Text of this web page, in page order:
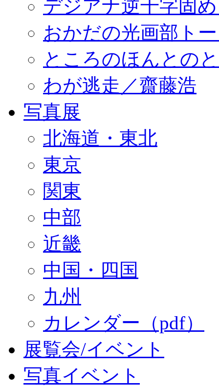
デジアナ逆十字固
おかだの光画部ト
ところのほんとの
わが逃走／齋藤浩
写真展
北海道・東北
東京
関東
中部
近畿
中国・四国
九州
カレンダー（pdf）
展覧会/イベント
写真イベント